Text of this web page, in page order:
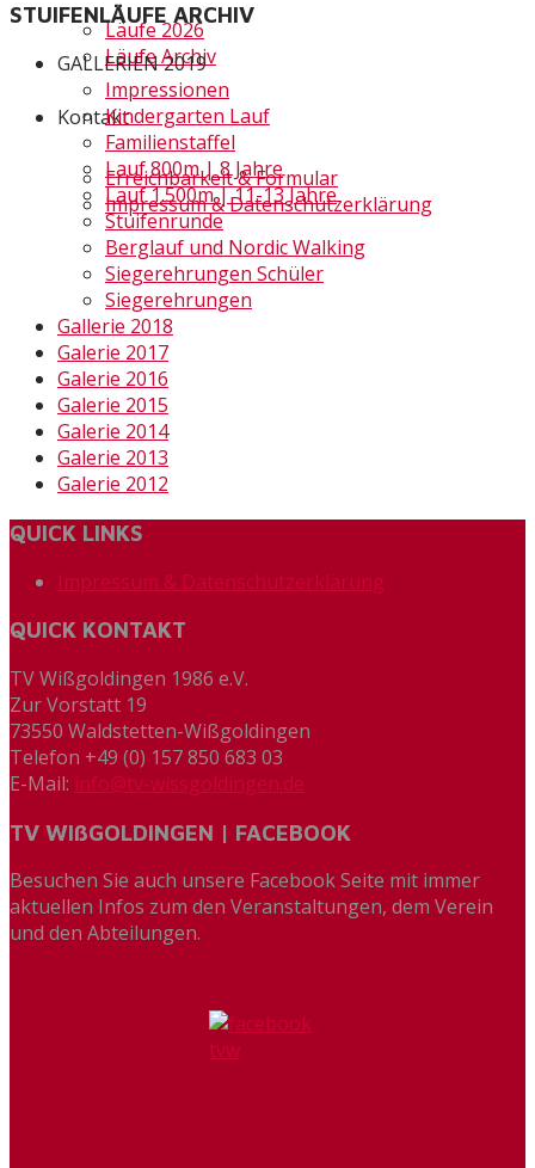
Läufe 2026
Läufe Archiv
Kontakt
Erreichbarkeit & Formular
Impressum & Datenschutzerklärung
STUIFENLÄUFE ARCHIV
GALLERIEN 2019
Impressionen
Kindergarten Lauf
Familienstaffel
Lauf 800m | 8 Jahre
Lauf 1.500m | 11-13 Jahre
Stuifenrunde
Berglauf und Nordic Walking
Siegerehrungen Schüler
Siegerehrungen
Gallerie 2018
Galerie 2017
Galerie 2016
Galerie 2015
Galerie 2014
Galerie 2013
Galerie 2012
QUICK LINKS
Impressum & Datenschutzerklärung
QUICK KONTAKT
TV Wißgoldingen 1986 e.V.
Zur Vorstatt 19
73550 Waldstetten-Wißgoldingen
Telefon +49 (0) 157 850 683 03
E-Mail: info@tv-wissgoldingen.de
TV WIßGOLDINGEN | FACEBOOK
Besuchen Sie auch unsere Facebook Seite mit immer
aktuellen Infos zum den Veranstaltungen, dem Verein
und den Abteilungen.